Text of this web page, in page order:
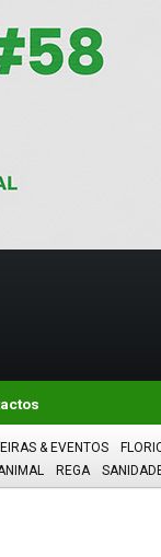
& EVENTOS
REGA